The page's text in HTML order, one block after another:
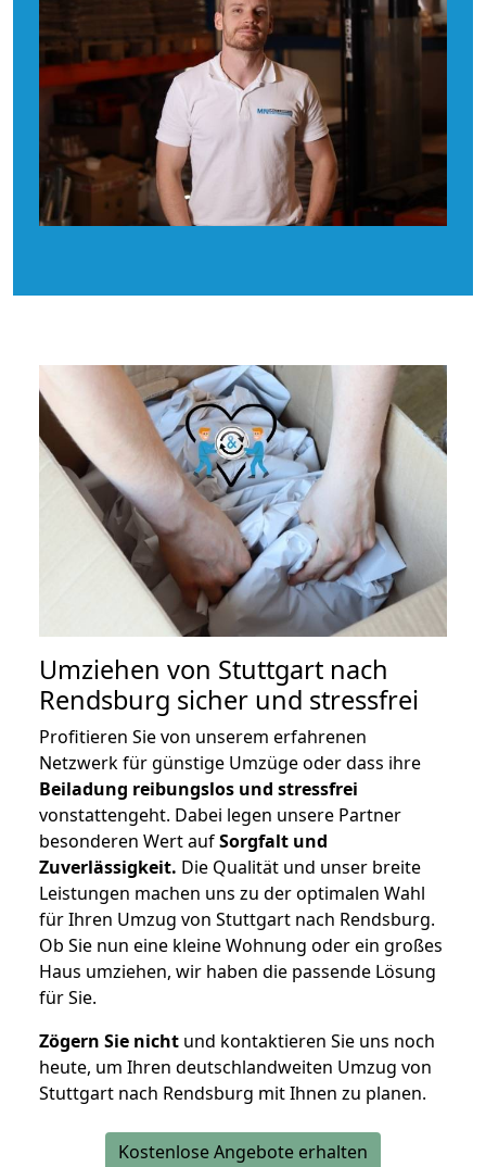
Umziehen von Stuttgart nach
Rendsburg sicher und stressfrei
Profitieren Sie von unserem erfahrenen
Netzwerk für günstige Umzüge oder dass ihre
Beiladung reibungslos und stressfrei
vonstattengeht. Dabei legen unsere Partner
besonderen Wert aufSorgfalt und
Zuverlässigkeit. Die Qualität und unser breite
Leistungen machen uns zu der optimalen Wahl
für Ihren Umzug von Stuttgart nach Rendsburg.
Ob Sie nun eine kleine Wohnung oder ein großes
Haus umziehen, wir haben die passende Lösung
für Sie.
Zögern Sie nicht und kontaktieren Sie uns noch
heute, um Ihren deutschlandweiten Umzug von
Stuttgart nach Rendsburg mit Ihnen zu planen.
Kostenlose Angebote erhalten